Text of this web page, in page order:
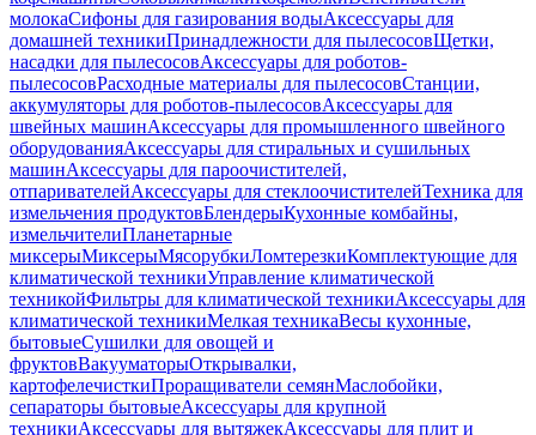
молокаСифоны для газирования водыАксессуары для
домашней техникиПринадлежности для пылесосовЩетки,
насадки для пылесосовАксессуары для роботов-
пылесосовРасходные материалы для пылесосовСтанции,
аккумуляторы для роботов-пылесосовАксессуары для
швейных машинАксессуары для промышленного швейного
оборудованияАксессуары для стиральных и сушильных
машинАксессуары для пароочистителей,
отпаривателейАксессуары для стеклоочистителейТехника для
измельчения продуктовБлендерыКухонные комбайны,
измельчителиПланетарные
миксерыМиксерыМясорубкиЛомтерезкиКомплектующие для
климатической техникиУправление климатической
техникойФильтры для климатической техникиАксессуары для
климатической техникиМелкая техникаВесы кухонные,
бытовыеСушилки для овощей и
фруктовВакууматорыОткрывалки,
картофелечисткиПроращиватели семянМаслобойки,
сепараторы бытовыеАксессуары для крупной
техникиАксессуары для вытяжекАксессуары для плит и